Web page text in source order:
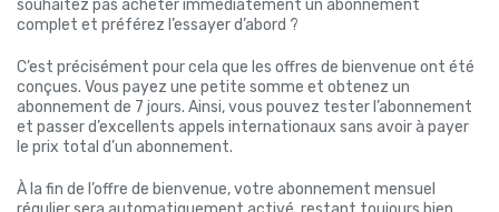
souhaitez pas acheter immédiatement un abonnement
complet et préférez l’essayer d’abord ?
C’est précisément pour cela que les offres de bienvenue ont été
conçues. Vous payez une petite somme et obtenez un
abonnement de 7 jours. Ainsi, vous pouvez tester l’abonnement
et passer d’excellents appels internationaux sans avoir à payer
le prix total d’un abonnement.
À la fin de l’offre de bienvenue, votre abonnement mensuel